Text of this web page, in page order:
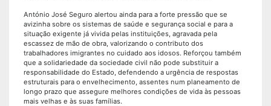
António José Seguro alertou ainda para a forte pressão que se
avizinha sobre os sistemas de saúde e segurança social e para a
situação exigente já vivida pelas instituições, agravada pela
escassez de mão de obra, valorizando o contributo dos
trabalhadores imigrantes no cuidado aos idosos. Reforçou também
que a solidariedade da sociedade civil não pode substituir a
responsabilidade do Estado, defendendo a urgência de respostas
estruturais para o envelhecimento, assentes num planeamento de
longo prazo que assegure melhores condições de vida às pessoas
mais velhas e às suas famílias.